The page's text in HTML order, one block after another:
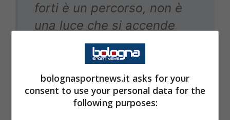
forti è un percorso, non è
una luce che si accende
con una vittoria o si spegne
con una sconfitta. E adesso
il Bologna è e si sente
forte.
bolognasportnews.it asks for your
consent to use your personal data for the
following purposes: